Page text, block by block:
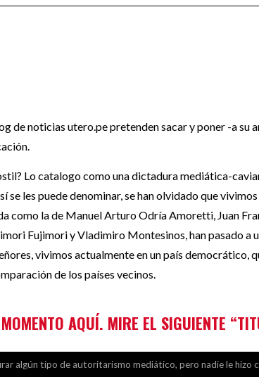
de noticias utero.pe pretenden sacar y poner -a su
Lo catalogo como una dictadura mediática-
se les puede denominar, se han olvidado que
como la de Manuel Arturo Odría Amoretti, Juan
Fujimori y Vladimiro Montesinos, han pasado a
vivimos actualmente en un país democrático,
de los países vecinos.
AQUÍ. MIRE EL SIGUIENTE
algún tipo de autoritarismo mediático, pero nadie le hizo